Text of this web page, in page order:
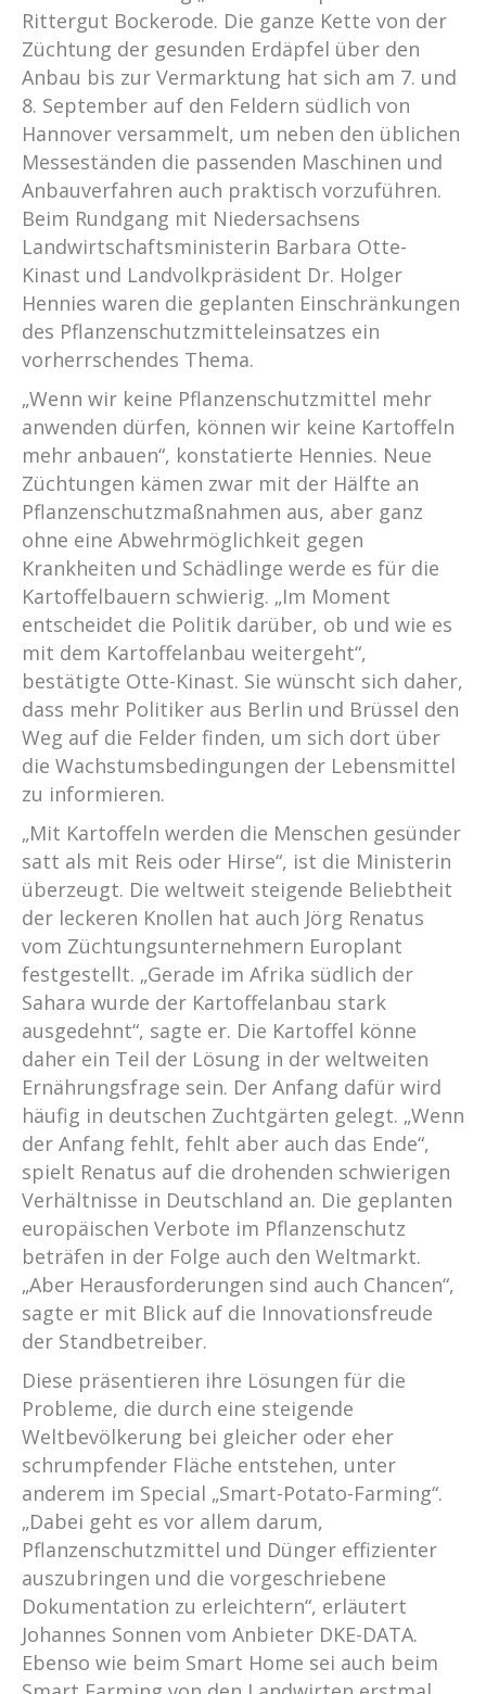
Rittergut Bockerode. Die ganze Kette von der
Züchtung der gesunden Erdäpfel über den
Anbau bis zur Vermarktung hat sich am 7. und
8. September auf den Feldern südlich von
Hannover versammelt, um neben den üblichen
Messeständen die passenden Maschinen und
Anbauverfahren auch praktisch vorzuführen.
Beim Rundgang mit Niedersachsens
Landwirtschaftsministerin Barbara Otte-
Kinast und Landvolkpräsident Dr. Holger
Hennies waren die geplanten Einschränkungen
des Pflanzenschutzmitteleinsatzes ein
vorherrschendes Thema.
„Wenn wir keine Pflanzenschutzmittel mehr
anwenden dürfen, können wir keine Kartoffeln
mehr anbauen“, konstatierte Hennies. Neue
Züchtungen kämen zwar mit der Hälfte an
Pflanzenschutzmaßnahmen aus, aber ganz
ohne eine Abwehrmöglichkeit gegen
Krankheiten und Schädlinge werde es für die
Kartoffelbauern schwierig. „Im Moment
entscheidet die Politik darüber, ob und wie es
mit dem Kartoffelanbau weitergeht“,
bestätigte Otte-Kinast. Sie wünscht sich daher,
dass mehr Politiker aus Berlin und Brüssel den
Weg auf die Felder finden, um sich dort über
die Wachstumsbedingungen der Lebensmittel
zu informieren.
„Mit Kartoffeln werden die Menschen gesünder
satt als mit Reis oder Hirse“, ist die Ministerin
überzeugt. Die weltweit steigende Beliebtheit
der leckeren Knollen hat auch Jörg Renatus
vom Züchtungsunternehmern Europlant
festgestellt. „Gerade im Afrika südlich der
Sahara wurde der Kartoffelanbau stark
ausgedehnt“, sagte er. Die Kartoffel könne
daher ein Teil der Lösung in der weltweiten
Ernährungsfrage sein. Der Anfang dafür wird
häufig in deutschen Zuchtgärten gelegt. „Wenn
der Anfang fehlt, fehlt aber auch das Ende“,
spielt Renatus auf die drohenden schwierigen
Verhältnisse in Deutschland an. Die geplanten
europäischen Verbote im Pflanzenschutz
beträfen in der Folge auch den Weltmarkt.
„Aber Herausforderungen sind auch Chancen“,
sagte er mit Blick auf die Innovationsfreude
der Standbetreiber.
Diese präsentieren ihre Lösungen für die
Probleme, die durch eine steigende
Weltbevölkerung bei gleicher oder eher
schrumpfender Fläche entstehen, unter
anderem im Special „Smart-Potato-Farming“.
„Dabei geht es vor allem darum,
Pflanzenschutzmittel und Dünger effizienter
auszubringen und die vorgeschriebene
Dokumentation zu erleichtern“, erläutert
Johannes Sonnen vom Anbieter DKE-DATA.
Ebenso wie beim Smart Home sei auch beim